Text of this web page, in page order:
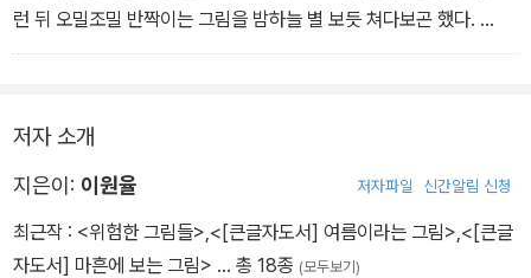
런 뒤 오밀조밀 반짝이는 그림을 밤하늘 별 보듯 쳐다보곤 했다.
백색 시대는 그의 인생에서 가장 힘든 시기 중 하나였다. 그토록 바라
영감으로 삼고 그만의 선과 색을 펼칠 수 있었다. 거기에 잠식돼 생을
놓지 않았기에 얻을 수 있는 결과였다.
_“약함 속에서 피어난 강인함” 중에서
저자 소개
지은이: 이원율 저자파일 신간알림 신청
최근작 : <위험한 그림들>,<[큰글자도서] 여름이라는 그림>,<[큰글
자도서] 마흔에 보는 그림> … 총 18종 (모두보기)